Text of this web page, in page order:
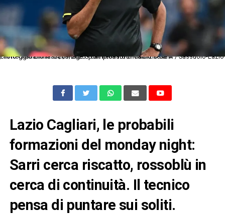
Cm Reggio Emilia 14/09/2025 - campionato di calcio serie A / Sassuolo-Lazio / foto Cristiano Mazzi/Image Sport nella foto: Maurizio Sarri
Lazio Cagliari, le probabili
formazioni del monday night:
Sarri cerca riscatto, rossoblù in
cerca di continuità. Il tecnico
pensa di puntare sui soliti.